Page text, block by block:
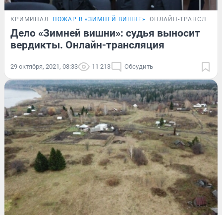
КРИМИНАЛ ПОЖАР В «ЗИМНЕЙ ВИШНЕ» ОНЛАЙН-
Дело «Зимней вишни»: судья выносит
вердикты. Онлайн-трансляция
29 октября, 2021, 08:33 11 213 Обсудить